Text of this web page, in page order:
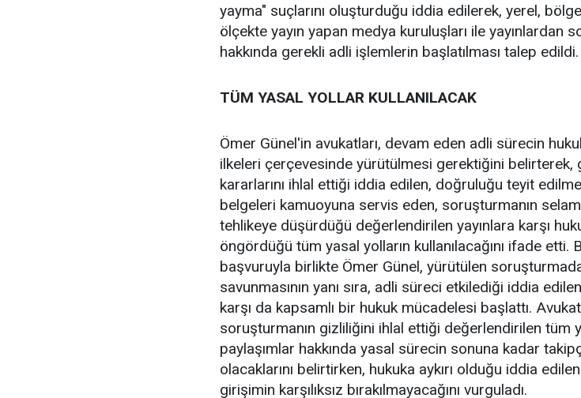
yayma" suçlarını oluşturduğu iddia edilerek, yerel,
ölçekte yayın yapan medya kuruluşları ile yayınlardan
hakkında gerekli adli işlemlerin başlatılması talep edildi.
TÜM YASAL YOLLAR KULLANILACAK
Ömer Günel'in avukatları, devam eden adli sürecin
ilkeleri çerçevesinde yürütülmesi gerektiğini belirterek,
kararlarını ihlal ettiği iddia edilen, doğruluğu teyit
belgeleri kamuoyuna servis eden, soruşturmanın
tehlikeye düşürdüğü değerlendirilen yayınlara karşı
öngördüğü tüm yasal yolların kullanılacağını ifade etti.
başvuruyla birlikte Ömer Günel, yürütülen
savunmasının yanı sıra, adli süreci etkilediği iddia
karşı da kapsamlı bir hukuk mücadelesi başlattı.
soruşturmanın gizliliğini ihlal ettiği değerlendirilen tüm
paylaşımlar hakkında yasal sürecin sonuna kadar
olacaklarını belirtirken, hukuka aykırı olduğu iddia
girişimin karşılıksız bırakılmayacağını vurguladı.